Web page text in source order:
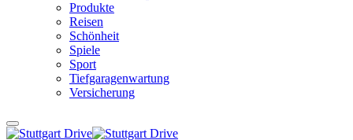
Produkte
Reisen
Schönheit
Spiele
Sport
Tiefgaragenwartung
Versicherung